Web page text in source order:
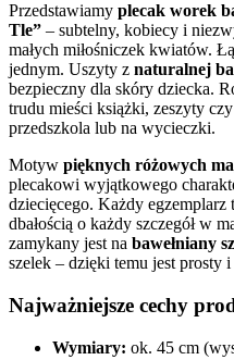
Przedstawiamy plecak worek
Tle” – subtelny, kobiecy i
małych miłośniczek kwiatów.
jednym. Uszyty z naturalnej
bezpieczny dla skóry dziecka.
trudu mieści książki, zeszyty
przedszkola lub na wycieczki.
Motyw pięknych różowych
plecakowi wyjątkowego
dziecięcego. Każdy egzemplarz
dbałością o każdy szczegół w
zamykany jest na bawełniany
szelek – dzięki temu jest
Najważniejsze cechy
Wymiary: ok. 45 cm